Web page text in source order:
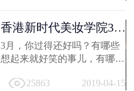
香港新时代美妆学院3月
作品选，...
3月，你过得还好吗？有哪些
想起来就好笑的事儿，有哪值
住...
25863 2019-04-15